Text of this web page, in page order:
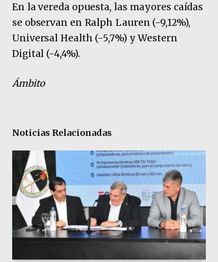
En la vereda opuesta, las mayores caídas
se observan en Ralph Lauren (-9,12%),
Universal Health (-5,7%) y Western
Digital (-4,4%).
Ámbito
Noticias Relacionadas